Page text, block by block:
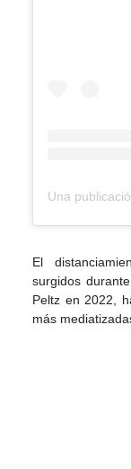
El
surgidos
Peltz en 2022,
más